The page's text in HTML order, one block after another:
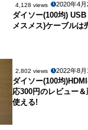
4,128 views 2020年4月
ダイソー(100均) USB
メスメス)ケーブルは
2,802 views 2022年8月
ダイソー(100均
応300円のレビュー
使える!